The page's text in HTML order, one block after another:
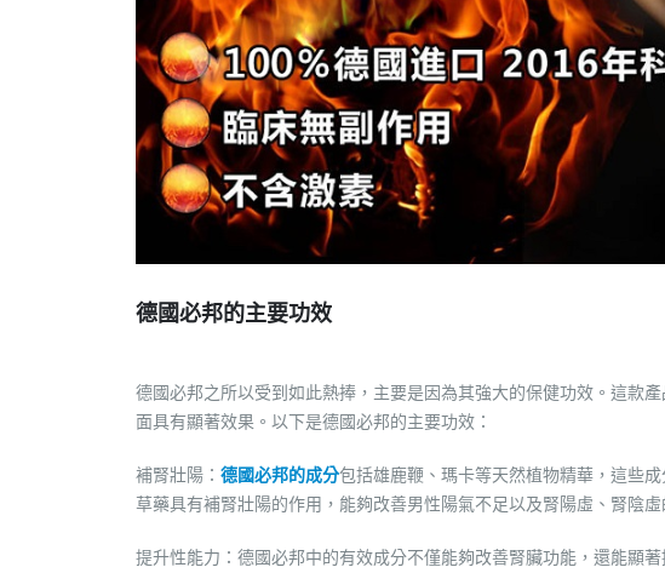
德國必邦的主要功效
德國必邦之所以受到如此熱捧，主要是因為其強大的保健功效。這款
面具有顯著效果。以下是德國必邦的主要功效：
補腎壯陽： 德國必邦的成分包括雄鹿鞭、瑪卡等天然植物精華，這些
草藥具有補腎壯陽的作用，能夠改善男性陽氣不足以及腎陽虛、腎陰
提升性能力：德國必邦中的有效成分不僅能夠改善腎臟功能，還能顯